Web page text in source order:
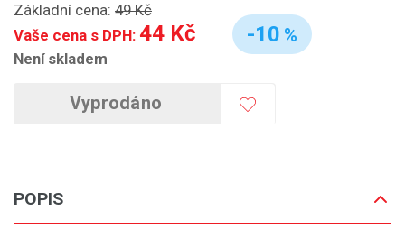
Základní cena: 49 Kč
Vaše cena s DPH: 44 Kč
Není skladem
-10 %
Vyprodáno
POPIS